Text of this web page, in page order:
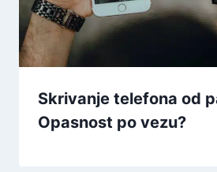
Skrivanje telefona od
Opasnost po vezu?